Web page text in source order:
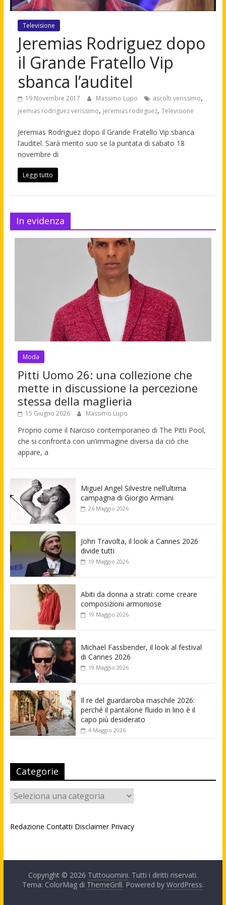
Televisione
Jeremias Rodriguez dopo
il Grande Fratello Vip
sbanca l’auditel
19 Novembre 2017 Massimo Lupo ascolti verissimo,
jeemias rodriguez verissimo, jeremias rodirguez, Televisione
Jeremias Rodriguez dopo il Grande Fratello Vip sbanca
l’auditel. Sarà merito suo se la puntata di sabato 18
novembre di
Leggi tutto
In evidenza
Moda
Pitti Uomo 26: una collezione che
mette in discussione la percezione
stessa della maglieria
15 Giugno 2026 Massimo Lupo
Proprio come il Narciso contemporaneo di The Pitti Pool,
che si confronta con un’immagine diversa da ciò che
appare, a
Miguel Angel Silvestre nell’ultima
campagna di Giorgio Armani
26 Maggio 2026
John Travolta, il look a Cannes 2026
divide tutti
19 Maggio 2026
Abiti da donna a strati: come creare
composizioni armoniose
19 Maggio 2026
Michael Fassbender, il look al festival
di Cannes 2026
19 Maggio 2026
Il re del guardaroba maschile 2026:
perché il pantalone fluido in lino è il
capo più desiderato
4 Maggio 2026
Categorie
Categorie
Redazione Contatti Disclaimer Privacy
Copyright © 2026 Tuttouomini. Tutti i diritti riservati.
Tema: ColorMag di ThemeGrill. Powered by WordPress.